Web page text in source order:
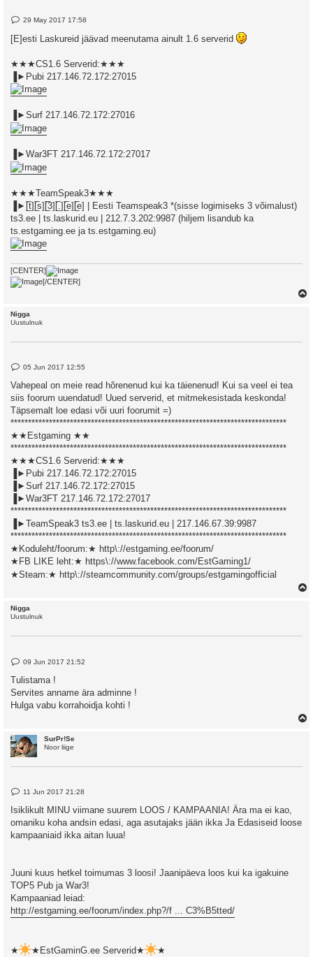
P
s
t
29 May 2017 17:58
[E]esti Laskureid jäävad meenutama ainult 1.6 serverid
★★★CS1.6 Serverid:★★★
▐►Pubi 217.146.72.172:27015
▐►Surf 217.146.72.172:27016
▐►War3FT 217.146.72.172:27017
★★★TeamSpeak3★★★
▐►[̲̅t][̲̅s][̲̅3][̲̅.][̲̅e][̲̅e] | Eesti Teamspeak3 *(sisse logimiseks 3 võimalust)
ts3.ee | ts.laskurid.eu | 212.7.3.202:9987 (hiljem lisandub ka
ts.estgaming.ee ja ts.estgaming.eu)
[CENTER]
[/CENTER]
Nigga
Uustulnuk
P
s
05 Jun 2017 12:55
Vahepeal on meie read hõrenenud kui ka täienenud! Kui sa veel ei tea
siis foorum uuendatud! Uued serverid, et mitmekesistada keskonda!
Täpsemalt loe edasi või uuri foorumit =)
*******************************************************************************
★★Estgaming ★★
*******************************************************************************
★★★CS1.6 Serverid:★★★
▐►Pubi 217.146.72.172:27015
▐►Surf 217.146.72.172:27015
▐►War3FT 217.146.72.172:27017
*******************************************************************************
▐►TeamSpeak3 ts3.ee | ts.laskurid.eu | 217.146.67.39:9987
*******************************************************************************
★Koduleht/foorum:★ http\://estgaming.ee/foorum/
★FB LIKE leht:★ https\://www.facebook.com/EstGaming1/
★Steam:★ http\://steamcommunity.com/groups/estgamingofficial
Nigga
Uustulnuk
P
s
t
09 Jun 2017 21:52
Tulistama !
Servites anname ära adminne !
Hulga vabu korrahoidja kohti !
SurPr!Se
Noor liige
P
s
11 Jun 2017 21:28
Isiklikult MINU viimane suurem LOOS / KAMPAANIA! Ära ma ei kao,
omaniku koha andsin edasi, aga asutajaks jään ikka Ja Edasiseid loose
kampaaniaid ikka aitan luua!
Juuni kuus hetkel toimumas 3 loosi! Jaanipäeva loos kui ka igakuine
TOP5 Pub ja War3!
Kampaaniad leiad:
http://estgaming.ee/foorum/index.php?/f ... C3%B5tted/
★ ★EstGaminG.ee Serverid★ ★